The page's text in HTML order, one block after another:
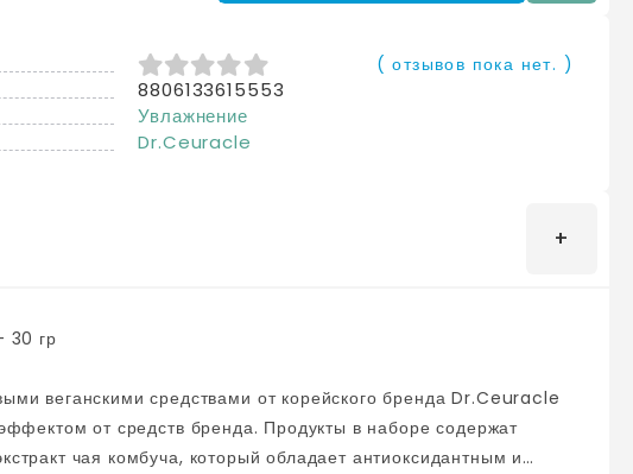
0из 5
( отзывов пока нет. )
8806133615553
Увлажнение
Dr.Ceuracle
30 гр
от средств бренда. Продукты в наборе содержат
чая комбуча, который обладает антиоксидантным и